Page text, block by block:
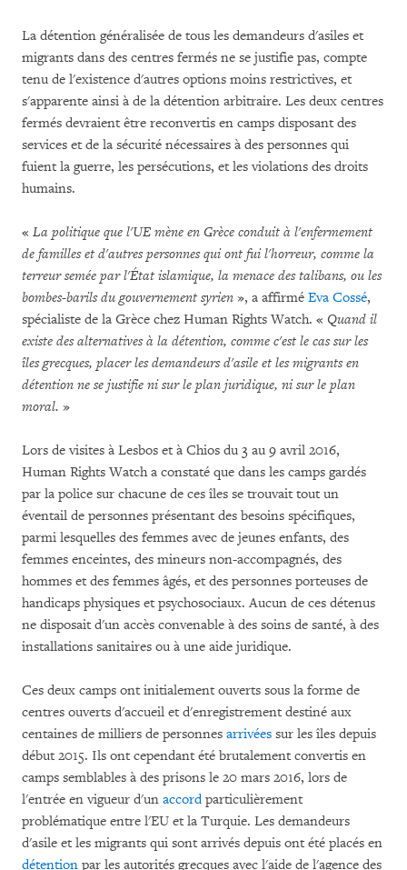
La détention généralisée de tous les demandeurs d'asiles et
migrants dans des centres fermés ne se justifie pas, compte
tenu de l'existence d'autres options moins restrictives, et
s'apparente ainsi à de la détention arbitraire. Les deux centres
fermés devraient être reconvertis en camps disposant des
services et de la sécurité nécessaires à des personnes qui
fuient la guerre, les persécutions, et les violations des droits
humains.
« La politique que l'UE mène en Grèce conduit à l'enfermement
de familles et d'autres personnes qui ont fui l'horreur, comme la
terreur semée par l'État islamique, la menace des talibans, ou les
bombes-barils du gouvernement syrien », a affirmé Eva Cossé,
spécialiste de la Grèce chez Human Rights Watch. « Quand il
existe des alternatives à la détention, comme c'est le cas sur les
îles grecques, placer les demandeurs d'asile et les migrants en
détention ne se justifie ni sur le plan juridique, ni sur le plan
moral. »
Lors de visites à Lesbos et à Chios du 3 au 9 avril 2016,
Human Rights Watch a constaté que dans les camps gardés
par la police sur chacune de ces îles se trouvait tout un
éventail de personnes présentant des besoins spécifiques,
parmi lesquelles des femmes avec de jeunes enfants, des
femmes enceintes, des mineurs non-accompagnés, des
hommes et des femmes âgés, et des personnes porteuses de
handicaps physiques et psychosociaux. Aucun de ces détenus
ne disposait d'un accès convenable à des soins de santé, à des
installations sanitaires ou à une aide juridique.
Ces deux camps ont initialement ouverts sous la forme de
centres ouverts d'accueil et d'enregistrement destiné aux
centaines de milliers de personnes arrivées sur les îles depuis
début 2015. Ils ont cependant été brutalement convertis en
camps semblables à des prisons le 20 mars 2016, lors de
l'entrée en vigueur d'un accordparticulièrement
problématique entre l'EU et la Turquie. Les demandeurs
d'asile et les migrants qui sont arrivés depuis ont été placés en
détention par les autorités grecques avec l'aide de l'agence des